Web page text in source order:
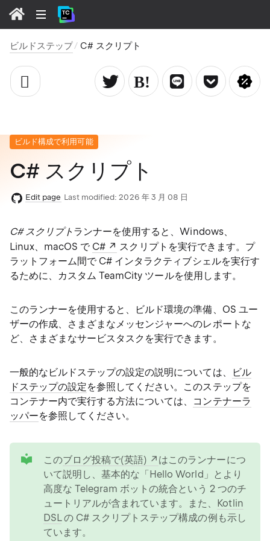
ビルドステップ C# スクリプト
ビルド構成で利用可能
C# スクリプト
Edit page Last modified: 2026 年 3 月 08 日
C# スクリプト ランナーを使用すると、Windows、
Linux、macOS で C#
スクリプトを実行できます。プ
ラットフォーム間で C# インタラクティブシェルを実行す
るために、カスタム TeamCity ツールを使用します。
このランナーを使用すると、ビルド環境の準備、OS ユー
ザーの作成、さまざまなメッセンジャーへのレポートな
ど、さまざまなサービスタスクを実行できます。
一般的なビルドステップの設定の説明については、
ビル
ドステップの設定を参照してください。このステップを
コンテナー内で実行する方法については、 コンテナーラ
ッパーを参照してください。
このブログ投稿で(英語)
はこのランナーにつ
いて説明し、基本的な「Hello World」とより
高度な Telegram ボットの統合という 2 つのチ
ュートリアルが含まれています。また、 Kotlin
DSLの C# スクリプトステップ構成の例も示し
ています。